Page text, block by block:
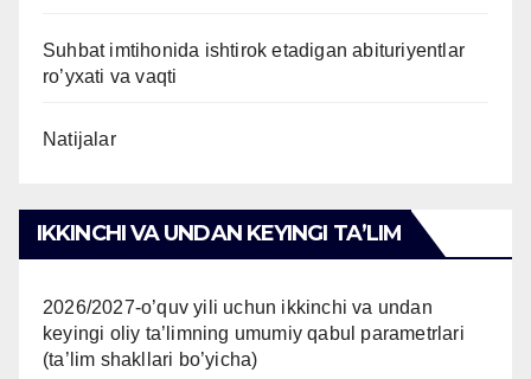
Suhbat imtihonida ishtirok etadigan abituriyentlar
ro’yxati va vaqti
Natijalar
IKKINCHI VA UNDAN KEYINGI TAʼLIM
2026/2027-o’quv yili uchun ikkinchi va undan
keyingi oliy ta’limning umumiy qabul parametrlari
(ta’lim shakllari bo’yicha)